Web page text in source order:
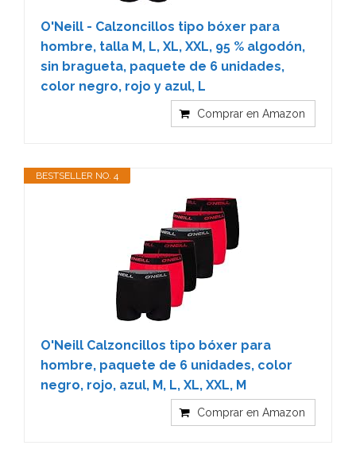
O'Neill - Calzoncillos tipo bóxer para
hombre, talla M, L, XL, XXL, 95 % algodón,
sin bragueta, paquete de 6 unidades,
color negro, rojo y azul, L
Comprar en Amazon
BESTSELLER NO. 4
O'Neill Calzoncillos tipo bóxer para
hombre, paquete de 6 unidades, color
negro, rojo, azul, M, L, XL, XXL, M
Comprar en Amazon